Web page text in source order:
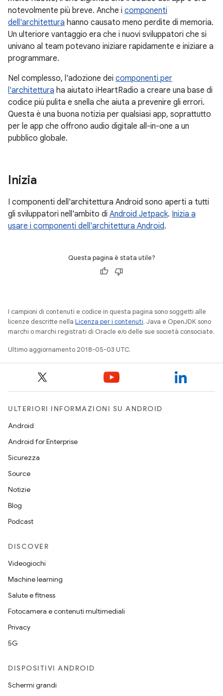
notevolmente più breve. Anche i componenti
dell'architettura hanno causato meno perdite di memoria.
Un ulteriore vantaggio era che i nuovi sviluppatori che si
univano al team potevano iniziare rapidamente e iniziare a
programmare.
Nel complesso, l'adozione dei componenti per
l'architettura ha aiutato iHeartRadio a creare una base di
codice più pulita e snella che aiuta a prevenire gli errori.
Questa è una buona notizia per qualsiasi app, soprattutto
per le app che offrono audio digitale all-in-one a un
pubblico globale.
Inizia
I componenti dell'architettura Android sono aperti a tutti
gli sviluppatori nell'ambito di Android Jetpack. Inizia a
usare i componenti dell'architettura Android.
Questa pagina è stata utile?
I campioni di contenuti e codice in questa pagina sono soggetti alle
licenze descritte nella Licenza per i contenuti. Java e OpenJDK sono
marchi o marchi registrati di Oracle e/o delle sue società consociate.
Ultimo aggiornamento 2018-05-03 UTC.
ULTERIORI INFORMAZIONI SU ANDROID
Android
Android for Enterprise
Sicurezza
Source
Notizie
Blog
Podcast
DISCOVER
Videogiochi
Machine learning
Salute e fitness
Fotocamera e contenuti multimediali
Privacy
5G
DISPOSITIVI ANDROID
Schermi grandi